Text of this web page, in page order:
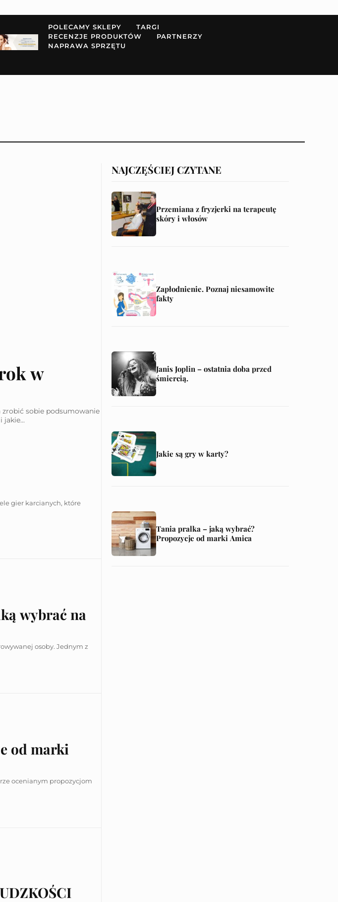
POLECAMY SKLEPY
TARGI
RECENZJE PRODUKTÓW
PARTNERZY
NAPRAWA SPRZĘTU
w
zrobić sobie podsumowanie
jakie...
gier karcianych, które
wybrać na
osoby. Jednym z
od marki
ocenianym propozycjom
NAJCZĘŚCIEJ CZYTANE
Przemiana z fryzjerki na terapeutę
skóry i włosów
Zapłodnienie. Poznaj niesamowite
fakty
Janis Joplin – ostatnia doba przed
śmiercią.
Jakie są gry w karty?
Tania pralka – jaką wybrać?
Propozycje od marki Amica